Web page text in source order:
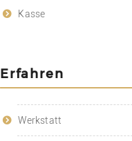
Kasse
Erfahren
Werkstatt